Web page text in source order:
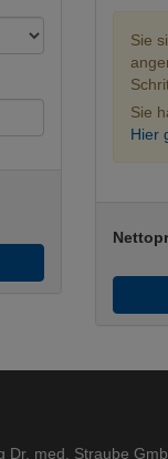
Sie
Sie
Hier
Dr. med. Straube